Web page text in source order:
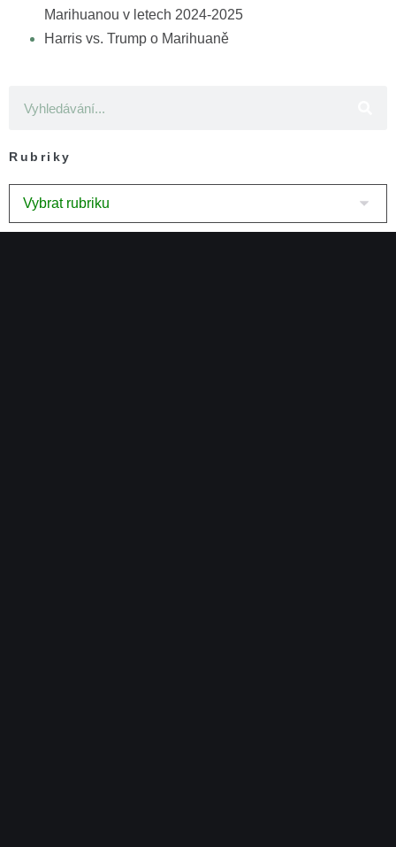
Marihuanou v letech 2024-2025
Harris vs. Trump o Marihuaně
Rubriky